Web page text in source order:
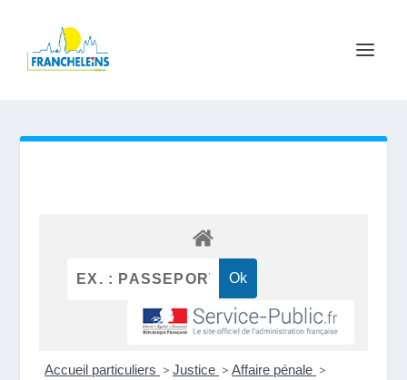
Accueil particuliers > Justice > Affaire pénale >